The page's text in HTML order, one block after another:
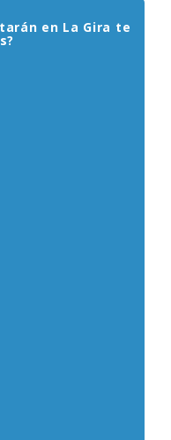
en La Gira te